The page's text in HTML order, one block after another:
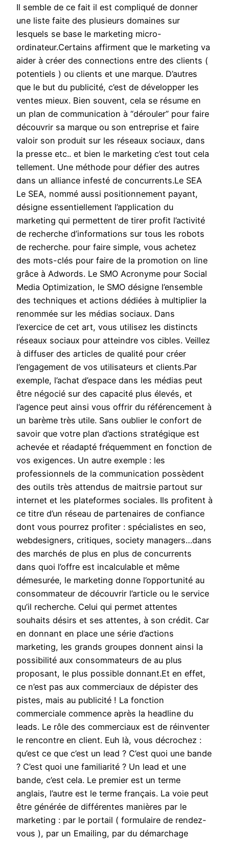
Il semble de ce fait il est compliqué de donner
une liste faite des plusieurs domaines sur
lesquels se base le marketing micro-
ordinateur.Certains affirment que le marketing va
aider à créer des connections entre des clients (
potentiels ) ou clients et une marque. D’autres
que le but du publicité, c’est de développer les
ventes mieux. Bien souvent, cela se résume en
un plan de communication à “dérouler” pour faire
découvrir sa marque ou son entreprise et faire
valoir son produit sur les réseaux sociaux, dans
la presse etc.. et bien le marketing c’est tout cela
tellement. Une méthode pour défier des autres
dans un alliance infesté de concurrents.Le SEA
Le SEA, nommé aussi positionnement payant,
désigne essentiellement l’application du
marketing qui permettent de tirer profit l’activité
de recherche d’informations sur tous les robots
de recherche. pour faire simple, vous achetez
des mots-clés pour faire de la promotion on line
grâce à Adwords. Le SMO Acronyme pour Social
Media Optimization, le SMO désigne l’ensemble
des techniques et actions dédiées à multiplier la
renommée sur les médias sociaux. Dans
l’exercice de cet art, vous utilisez les distincts
réseaux sociaux pour atteindre vos cibles. Veillez
à diffuser des articles de qualité pour créer
l’engagement de vos utilisateurs et clients.Par
exemple, l’achat d’espace dans les médias peut
être négocié sur des capacité plus élevés, et
l’agence peut ainsi vous offrir du référencement à
un barème très utile. Sans oublier le confort de
savoir que votre plan d’actions stratégique est
achevée et réadapté fréquemment en fonction de
vos exigences. Un autre exemple : les
professionnels de la communication possèdent
des outils très attendus de maitrsie partout sur
internet et les plateformes sociales. Ils profitent à
ce titre d’un réseau de partenaires de confiance
dont vous pourrez profiter : spécialistes en seo,
webdesigners, critiques, society managers…dans
des marchés de plus en plus de concurrents
dans quoi l’offre est incalculable et même
démesurée, le marketing donne l’opportunité au
consommateur de découvrir l’article ou le service
qu’il recherche. Celui qui permet attentes
souhaits désirs et ses attentes, à son crédit. Car
en donnant en place une série d’actions
marketing, les grands groupes donnent ainsi la
possibilité aux consommateurs de au plus
proposant, le plus possible donnant.Et en effet,
ce n’est pas aux commerciaux de dépister des
pistes, mais au publicité ! La fonction
commerciale commence après la headline du
leads. Le rôle des commerciaux est de réinventer
le rencontre en client. Euh là, vous décrochez :
qu’est ce que c’est un lead ? C’est quoi une bande
? C’est quoi une familiarité ? Un lead et une
bande, c’est cela. Le premier est un terme
anglais, l’autre est le terme français. La voie peut
être générée de différentes manières par le
marketing : par le portail ( formulaire de rendez-
vous ), par un Emailing, par du démarchage